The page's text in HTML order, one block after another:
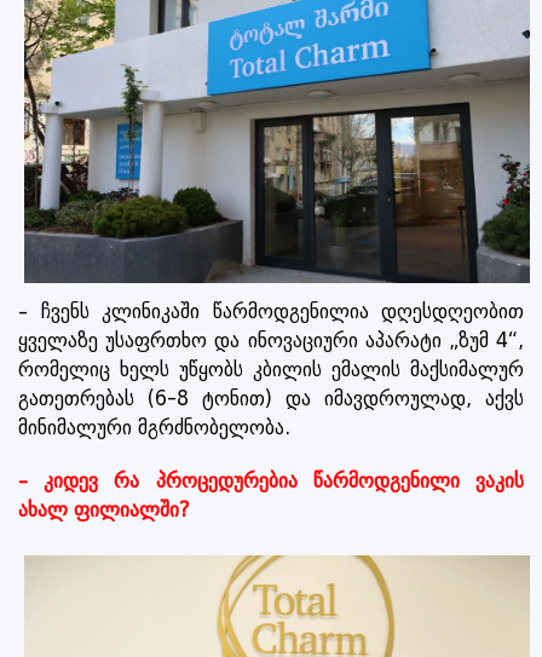
– ჩვენს კლინიკაში წარმოდგენილია დღესდღეობით
ყველაზე უსაფრთხო და ინოვაციური აპარატი „ზუმ 4“,
რომელიც ხელს უწყობს კბილის ემალის მაქსიმალურ
გათეთრებას (6-8 ტონით) და იმავდროულად, აქვს
მინიმალური მგრძნობელობა.
– კიდევ რა პროცედურებია წარმოდგენილი ვაკის
ახალ ფილიალში?